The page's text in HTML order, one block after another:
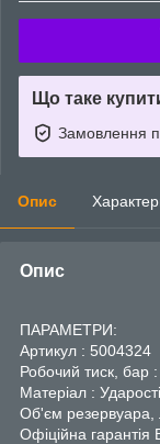
Що таке
Замовлення
Опис
Опис
ПАРАМЕТРИ:
Артикул : 5004324
Робочий тиск, бар
Матеріал :
Об'єм резервуара,
Офіційна гарантія